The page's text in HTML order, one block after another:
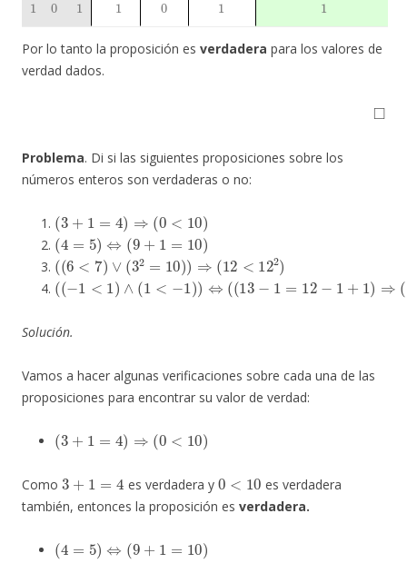
Por lo tanto la proposición es verdadera para los valores de
verdad dados.
◻
Problema. Di si las siguientes proposiciones sobre los
números enteros son verdaderas o no:
(3 ( 10)
(4 5 )⇔ 9+1 = 10
((6 7)∨ (3 2=10 ))⇒(12< 12 2
((− < 1 )∧ ( 1<− ⇔((13 1=12 −1+1 1
Solución.
Vamos a hacer algunas verificaciones sobre cada una de las
proposiciones para encontrar su valor de verdad:
(3 ( 10)
Como
3
es verdadera y
0
es verdadera
también, entonces la proposición es verdadera.
(4 )⇔ 1